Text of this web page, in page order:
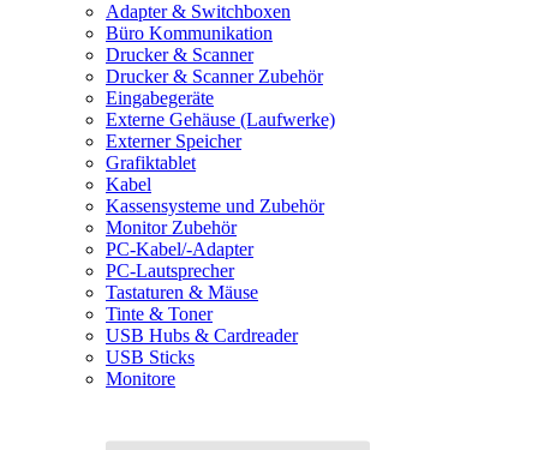
Adapter & Switchboxen
Büro Kommunikation
Drucker & Scanner
Drucker & Scanner Zubehör
Eingabegeräte
Externe Gehäuse (Laufwerke)
Externer Speicher
Grafiktablet
Kabel
Kassensysteme und Zubehör
Monitor Zubehör
PC-Kabel/-Adapter
PC-Lautsprecher
Tastaturen & Mäuse
Tinte & Toner
USB Hubs & Cardreader
USB Sticks
Monitore